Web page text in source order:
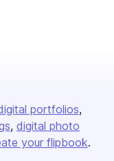
portfolios
digital photo
your flipbook.